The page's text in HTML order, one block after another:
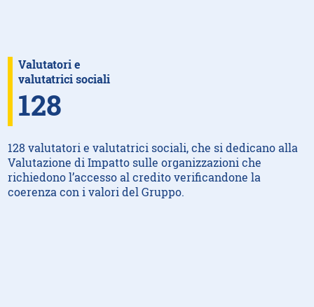
Valutatori e
valutatrici sociali
128
128 valutatori e valutatrici sociali, che si dedicano alla
Valutazione di Impatto sulle organizzazioni che
richiedono l’accesso al credito verificandone la
coerenza con i valori del Gruppo.